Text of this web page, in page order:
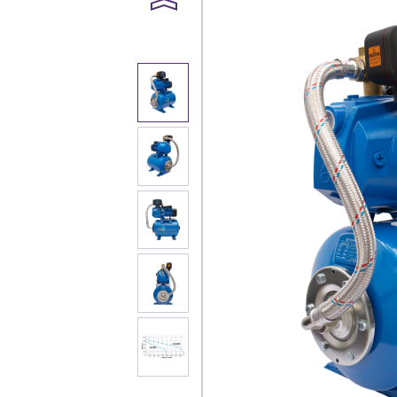
Каталог
Застройщикам
Снабженцам и
Монтажным
Предприятиям и